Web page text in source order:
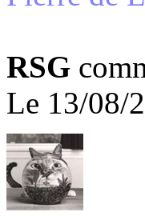
RSG
Le 13/08/